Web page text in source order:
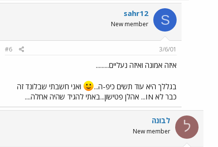
S
sahr12
New member
3/6/01
#6
איזה אמונה ואיזה נעליים.........
בגללך היא עוד תשים כיפ-ה...
ואני חשבתי שבלונד זה
כבר לא IN... אהלן פטישון...באתי להגיד שהיה אחלה....
ל לבונה
New member